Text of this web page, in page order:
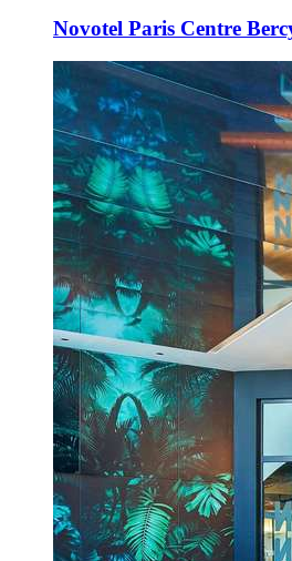
Novotel Paris Centre